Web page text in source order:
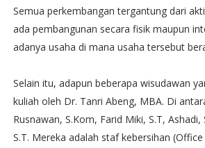
Semua perkembangan tergantung dari
ada pembangunan secara fisik maupun
adanya usaha di mana usaha tersebut
Selain itu, adapun beberapa wisudawan
kuliah oleh Dr. Tanri Abeng, MBA. Di
Rusnawan, S.Kom, Farid Miki, S.T, Ashadi,
S.T. Mereka adalah staf kebersihan